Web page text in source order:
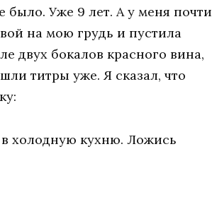
было. Уже 9 лет. А у меня почти
на мою грудь и пустила
двух бокалов красного вина,
титры уже. Я сказал, что
холодную кухню. Ложись